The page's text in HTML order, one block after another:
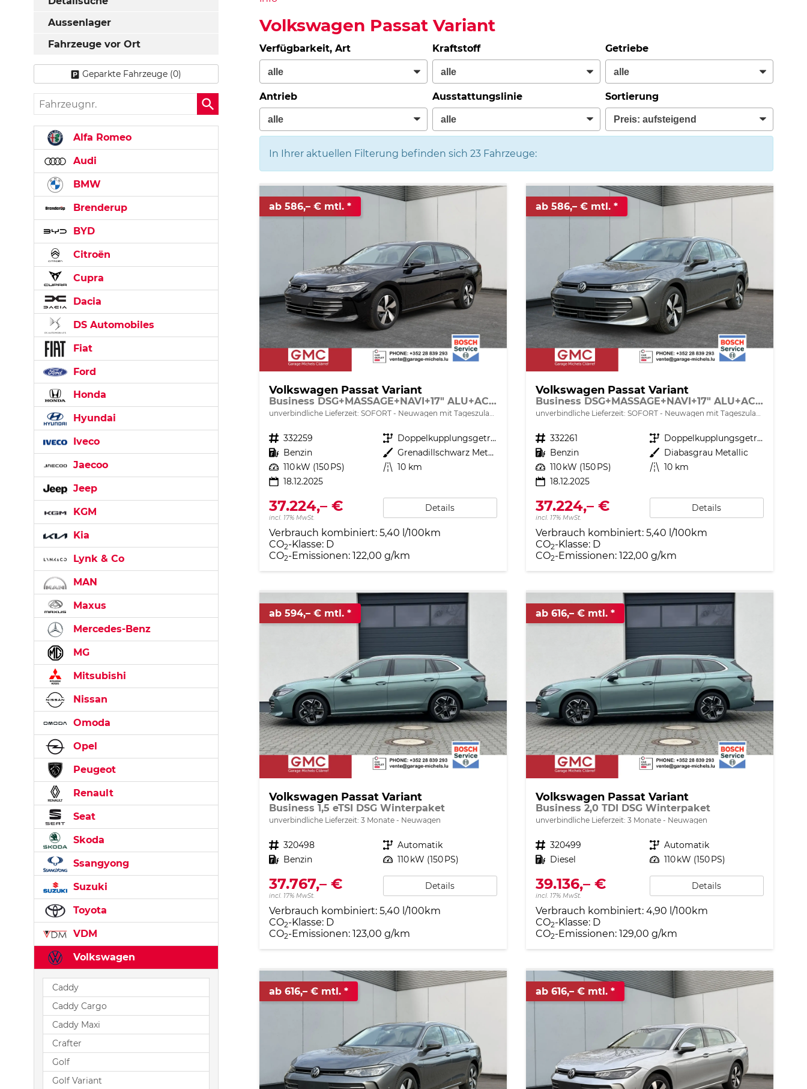
Volkswagen Passat Variant
Verfügbarkeit, Art Kraftstoff Getriebe
Antrieb Ausstattungslinie Sortierung
In Ihrer aktuellen Filterung befinden sich 23Fahrzeuge:
ab 586,– € mtl.
Volkswagen Passat Variant
Business DSG+MASSAGE+NAVI+17" ALU+ACC+KAMERA+LED
unverbindliche Lieferzeit: SOFORT Neuwagen mit Tageszulassung
Fahrzeugnr. 332259 Getriebe
Doppelkupplungsgetriebe (DSG)
Kraftstoff Benzin Außenfarbe
Grenadillschwarz Metallic
Leistung 110 kW (150 PS) Kilometerstand 10 km
18.12.2025
37.224,– €
incl. 17% MwSt.
Details
Verbrauch kombiniert: 5,40 l/100km
CO2-Klasse: D
CO2-Emissionen: 122,00 g/km
ab 586,– € mtl.
Volkswagen Passat Variant
Business DSG+MASSAGE+NAVI+17" ALU+ACC+KAMERA+LED
unverbindliche Lieferzeit: SOFORT Neuwagen mit Tageszulassung
Fahrzeugnr. 332261 Getriebe
Doppelkupplungsgetriebe (DSG)
Kraftstoff Benzin Außenfarbe Diabasgrau Metallic
Leistung 110 kW (150 PS) Kilometerstand 10 km
18.12.2025
37.224,– €
incl. 17% MwSt.
Details
Verbrauch kombiniert: 5,40 l/100km
CO2-Klasse: D
CO2-Emissionen: 122,00 g/km
ab 594,– € mtl.
Volkswagen Passat Variant
Business 1,5 eTSI DSG Winterpaket
unverbindliche Lieferzeit: 3 Monate Neuwagen
Fahrzeugnr. 320498 Getriebe Automatik
Kraftstoff Benzin Leistung 110 kW (150 PS)
37.767,– €
incl. 17% MwSt.
Details
Verbrauch kombiniert: 5,40 l/100km
CO2-Klasse: D
CO2-Emissionen: 123,00 g/km
ab 616,– € mtl.
Volkswagen Passat Variant
Business 2,0 TDI DSG Winterpaket
unverbindliche Lieferzeit: 3 Monate Neuwagen
Fahrzeugnr. 320499 Getriebe Automatik
Kraftstoff Diesel Leistung 110 kW (150 PS)
39.136,– €
incl. 17% MwSt.
Details
Verbrauch kombiniert: 4,90 l/100km
CO2-Klasse: D
CO2-Emissionen: 129,00 g/km
ab 616,– € mtl. ab 616,– € mtl.
Aussenlager
Fahrzeuge vor Ort
Geparkte Fahrzeuge (0)
Fahrzeugnr.
Alfa Romeo
Audi
BMW
Brenderup
BYD
Citroën
Cupra
Dacia
DS Automobiles
Fiat
Ford
Honda
Hyundai
Iveco
Jaecoo
Jeep
KGM
Kia
Lynk & Co
MAN
Maxus
Mercedes-Benz
MG
Mitsubishi
Nissan
Omoda
Opel
Peugeot
Renault
Seat
Skoda
Ssangyong
Suzuki
Toyota
VDM
Volkswagen
Caddy
Caddy Cargo
Caddy Maxi
Crafter
Golf
Golf Variant